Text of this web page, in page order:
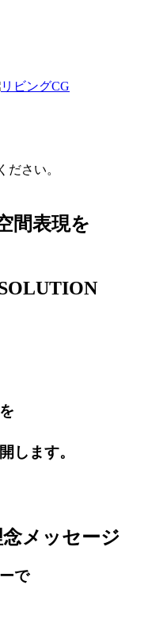
ださい。
間表現を
します。
メッセージ
で